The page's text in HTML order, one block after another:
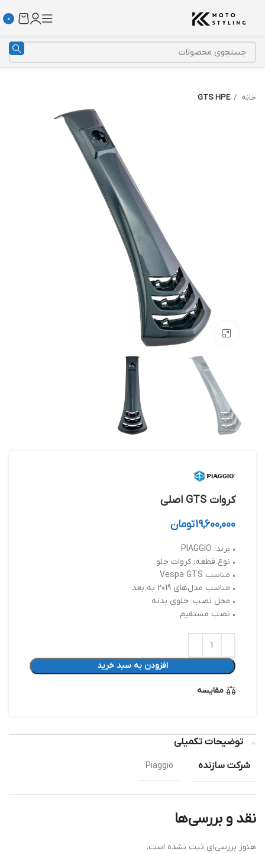
0
خانه GTS HPE
بزرگنمایی تصویر
کروات GTS اصلی
19,600,000تومان
• برند: PIAGGIO
• نوع قطعه: کروات جلو
• مناسب Vespa GTS
• مناسب مدل‌های 2019 به بعد
• محل نصب: جلوی بدنه
• نصب مستقیم
افزودن به سبد خرید
مقایسه
توضیحات تکمیلی
شرکت سازنده
Piaggio
نقد و بررسی‌ها
هنوز بررسی‌ای ثبت نشده است.